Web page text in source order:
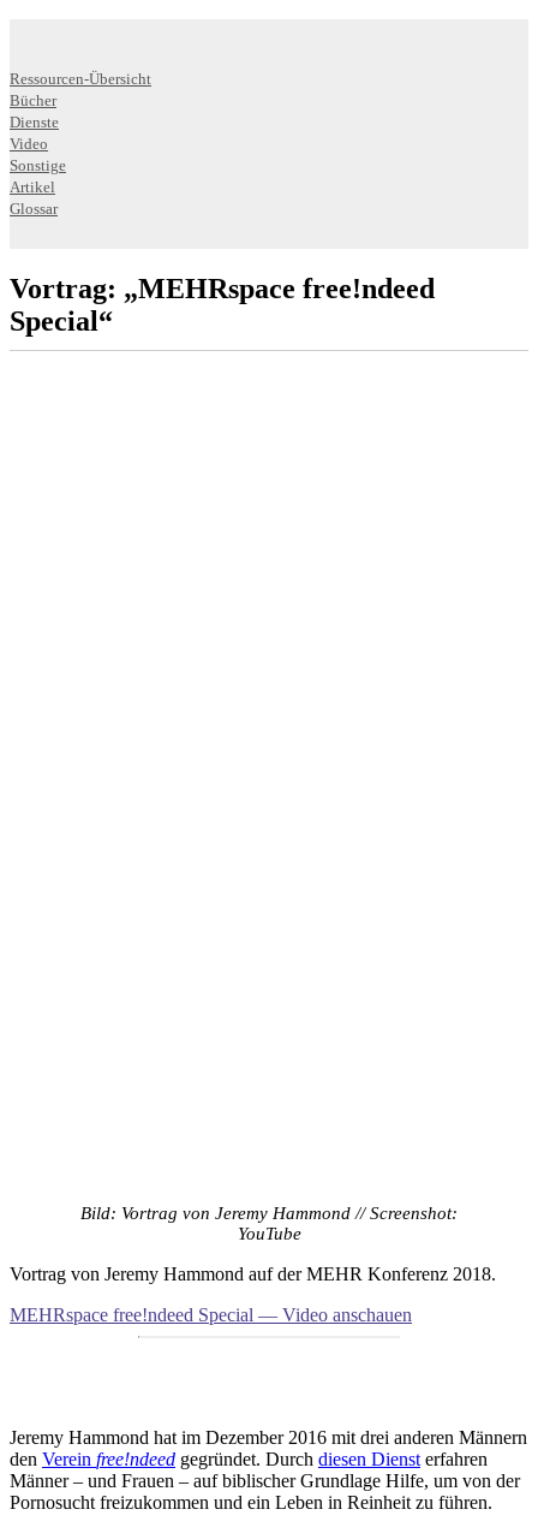
Ressourcen-Übersicht
Bücher
Dienste
Video
Sonstige
Artikel
Glossar
Vortrag: „MEHR­space free!ndeed
Special“
Bild: Vortrag von Jeremy Hammond // Screenshot:
YouTube
Vortrag von Jeremy Hammond auf der MEHR Konferenz 2018.
MEHRspace free!ndeed Special — Video anschauen
Jeremy Hammond hat im Dezember 2016 mit drei anderen Männern
den Verein free!ndeed gegründet. Durch diesen Dienst erfahren
Männer – und Frauen – auf biblischer Grundlage Hilfe, um von der
Pornosucht freizukommen und ein Leben in Reinheit zu führen.